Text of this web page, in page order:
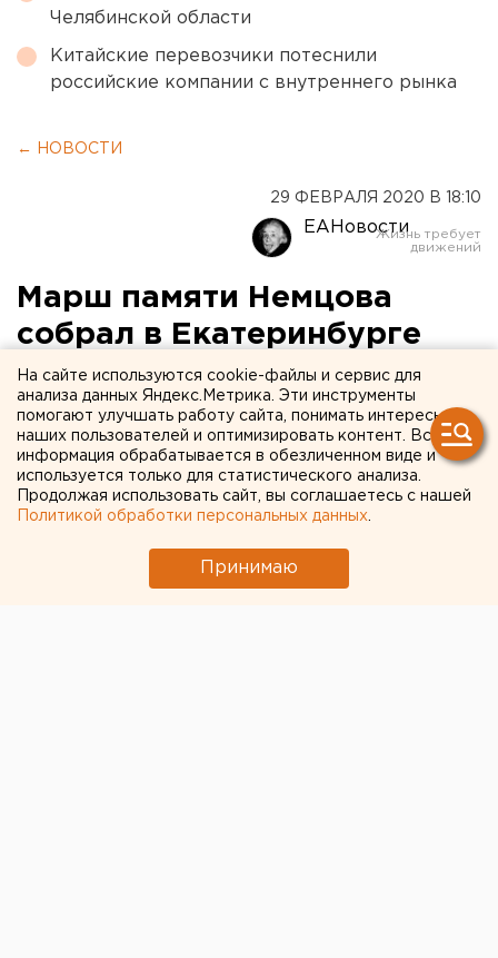
Челябинской области
Китайские перевозчики потеснили
российские компании с внутреннего рынка
← НОВОСТИ
29 ФЕВРАЛЯ 2020 В 18:10
ЕАНовости
Марш памяти Немцова
собрал в Екатеринбурге
500 человек
На сайте используются cookie-файлы и сервис для
анализа данных Яндекс.Метрика. Эти инструменты
помогают улучшать работу сайта, понимать интересы
наших пользователей и оптимизировать контент. Вся
информация обрабатывается в обезличенном виде и
используется только для статистического анализа.
Продолжая использовать сайт, вы соглашаетесь с нашей
Политикой обработки персональных данных
Принимаю